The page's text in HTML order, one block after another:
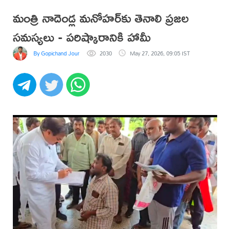
మంత్రి నాదెండ్ల మనోహర్‌కు తెనాలి ప్రజల
సమస్యలు - పరిష్కారానికి హామీ
By Gopichand Journalist 2030 May 27, 2026, 09:05 IST